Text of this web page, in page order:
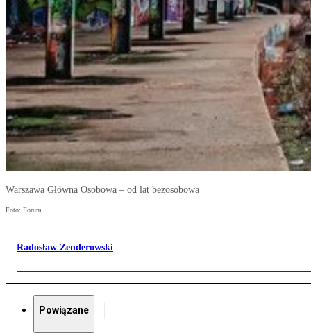
Warszawa Główna Osobowa – od lat bezosobowa
Foto: Forum
Radosław Zenderowski
Powiązane